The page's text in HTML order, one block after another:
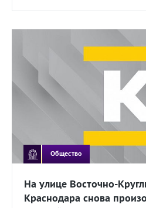
Общество
На улице Восточно-
Краснодара снова